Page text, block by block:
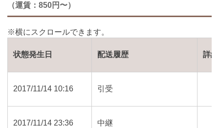
（運賃：850円〜）
状態発生日 配送履歴 詳細
2017/11/14 10:16 引受
2017/11/14 23:36 中継